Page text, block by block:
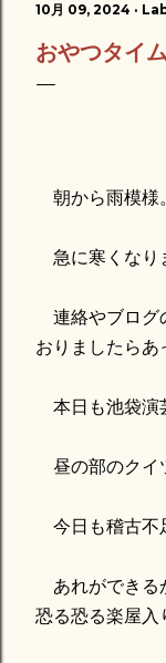
10月 09, 2024
おやつタイ
朝から雨模様。
急に寒くなり
連絡やブログ
おりましたら
本日も池袋演
昼の部のクイ
今日も稽古不
あれができる
恐る恐る楽屋入